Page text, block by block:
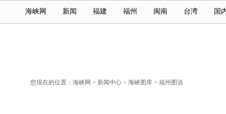
海峡网 新闻 福建 福州 闽南 台湾 国
您现在的位置： 海峡网 > 新闻中心 > 海峡图库 > 福州图说